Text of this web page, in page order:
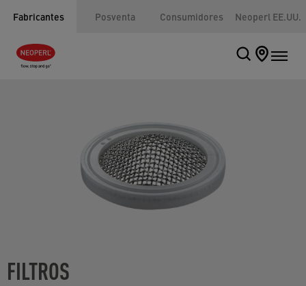
Fabricantes Posventa Consumidores Neoperl EE.UU.
FILTROS